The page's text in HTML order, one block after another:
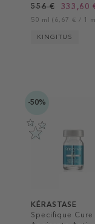
556 € 333,60
50 ml (6,67 € / 1
KINGITUS
-50%
KÉRASTASE
Specifique Cure